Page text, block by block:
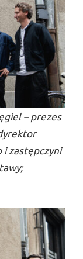
– prezes
i zastępczyni